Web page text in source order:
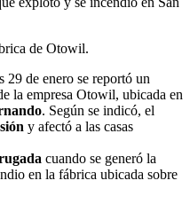
de Otowil.
29 de enero se reportó un
la empresa Otowil, ubicada en
. Según se indicó, el
y afectó a las casas
cuando se generó la
en la fábrica ubicada sobre